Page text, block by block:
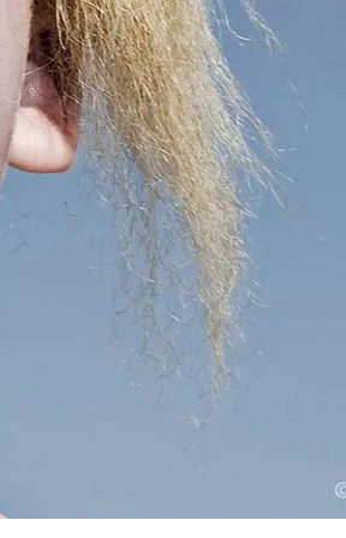
en el marco
Pop Art
WhiteWall Design
Edition by Studio
Besau-Marguerre